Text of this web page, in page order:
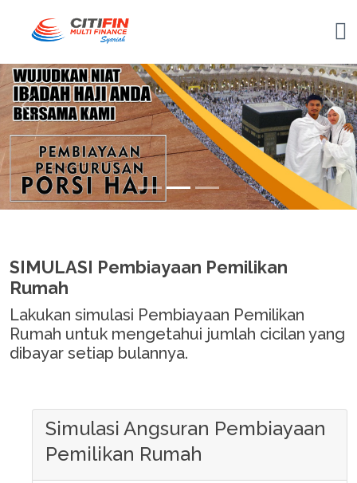
Previous Next
SIMULASI Pembiayaan Pemilikan
Rumah
Lakukan simulasi Pembiayaan Pemilikan
Rumah untuk mengetahui jumlah cicilan yang
dibayar setiap bulannya.
Simulasi Angsuran Pembiayaan
Pemilikan Rumah